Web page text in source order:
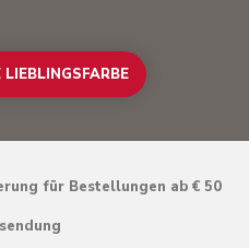
für Bestellungen ab € 50